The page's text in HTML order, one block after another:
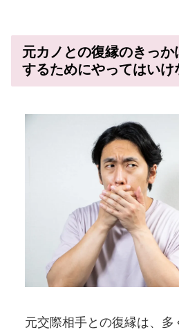
元カノとの復縁のきっ
するためにやってはいけ
元交際相手との復縁は、多